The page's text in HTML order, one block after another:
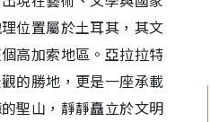
位置屬於土耳其，其文
高加索地區。亞拉拉特
的勝地，更是一座承載
聖山，靜靜矗立於文明